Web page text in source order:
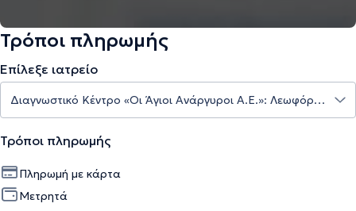
Τρόποι πληρωμής
Επίλεξε ιατρείο
Τρόποι πληρωμής
Πληρωμή με κάρτα
Μετρητά